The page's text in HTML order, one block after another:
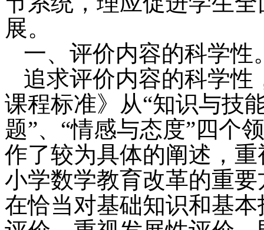
展。
一、评价内容的科学性
追求评价内容的科学性
课程标准》从“知识与技
题”、“情感与态度”四个
作了较为具体的阐述，
小学数学教育改革的重
在恰当对基础知识和基